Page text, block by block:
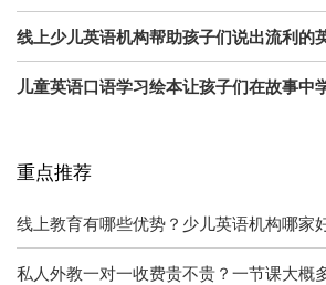
线上少儿英语机构帮助孩子们说出流利的
儿童英语口语学习绘本让孩子们在故事中
重点推荐
线上教育有哪些优势？少儿英语机构哪家
私人外教一对一收费贵不贵？一节课大概